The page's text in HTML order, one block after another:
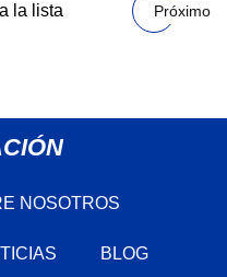
la lista Próximo
NOSOTROS
BLOG